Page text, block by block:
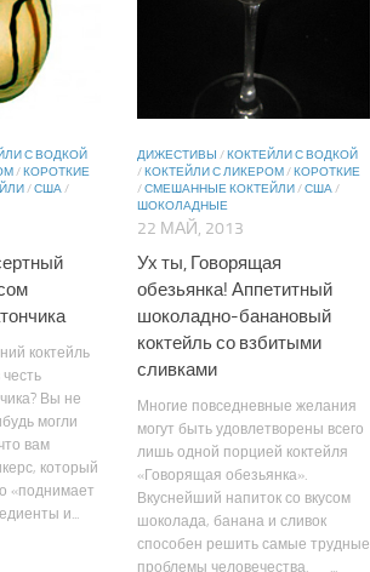
С ВОДКОЙ
/КОРОТКИЕ
/США/
коктейль
Вы не
могли
вам
который
«поднимает
и...
ДИЖЕСТИВЫ /КОКТЕЙЛИ С ВОДКОЙ
/КОКТЕЙЛИ С ЛИКЕРОМ/КОРОТКИЕ
/СМЕШАННЫЕ КОКТЕЙЛИ/США/
ШОКОЛАДНЫЕ
22 МАЙ, 2013
Ух ты, Говорящая
обезьянка! Аппетитный
шоколадно-банановый
коктейль со взбитыми
сливками
Многие повседневные желания
могут быть удовлетворены всего
лишь одной порцией коктейля
«Говорящая обезьянка».
Вкуснейший напиток со вкусом
шоколада, банана и сливок
способен решить самые трудные
проблемы человечества. ...